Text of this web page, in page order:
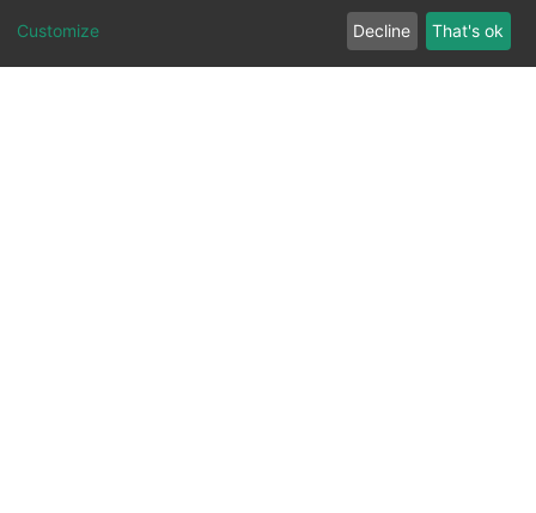
Customize Decline That's ok